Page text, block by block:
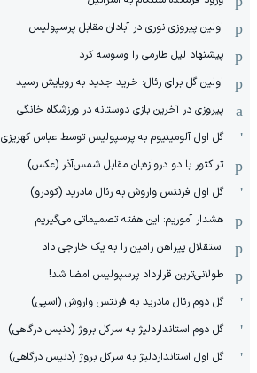
اولین پیروزی نوری در آبادان مقابل پرسپولیس
پیشنهاد لیل طارمی را وسوسه کرد
اولین گل برای رئال: خرید جدید به رویایش رسید
پیروزی در آخرین بازی دوستانه در ورزشگاه خانگی
گل اول آلومینیوم به پرسپولیس توسط عباس کهریزی
تراکتور با دو دروازه‌بان مقابل شمس‌آذر (عکس)
گل اول فرنتس واروش به رئال مادرید (کودرو)
هشدار آموریم: این هفته تصمیماتی می‌گیریم
استقلال پیراهن رامین را به یک خارجی داد
طولانی‌ترین قرارداد پرسپولیس امضا شد!
گل دوم رئال مادرید به فرنتس واروش (اسپی)
گل دوم استانداردلیژ به سرکل بروژ (دنیس درگاهی)
گل اول استانداردلیژ به سرکل بروژ (دنیس درگاهی)